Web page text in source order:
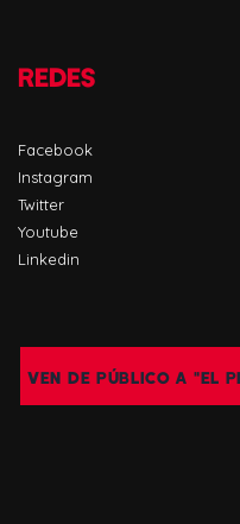
REDES
Facebook
Instagram
Twitter
Youtube
Linkedin
VEN DE PÚBLICO A "EL